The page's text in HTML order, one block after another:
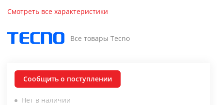
Смотреть все характеристики
Все товары Tecno
Сообщить о поступлении
Нет в наличии